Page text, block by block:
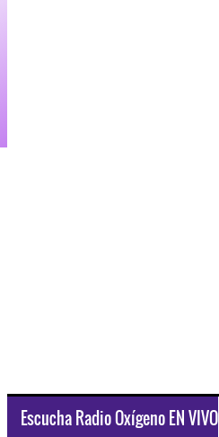
Escucha Radio Oxígeno EN VIVO